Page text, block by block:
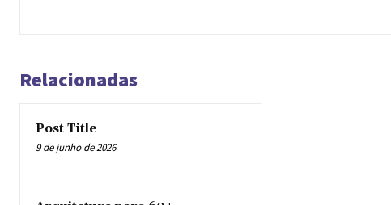
Relacionadas
Post Title
9 de junho de 2026